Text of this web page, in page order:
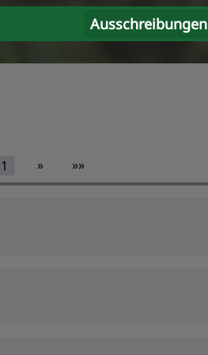
Ausschreibungen
1 » »»